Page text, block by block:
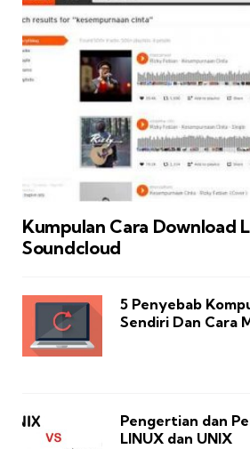
Kumpulan Cara Download
Soundcloud
5 Penyebab
Sendiri Dan Cara
Pengertian dan
LINUX dan UNIX